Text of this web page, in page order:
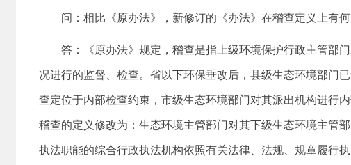
问：相比《原办法》，新修订的《办法》在稽查定义上有何
答：《原办法》规定，稽查是指上级环境保护行政主管部
况进行的监督、检查。省以下环保垂改后，县级生态环境部门
查定位于内部检查约束，市级生态环境部门对其派出机构进行
稽查的定义修改为：生态环境主管部门对其下级生态环境主管
执法职能的综合行政执法机构依照有关法律、法规、规章履行